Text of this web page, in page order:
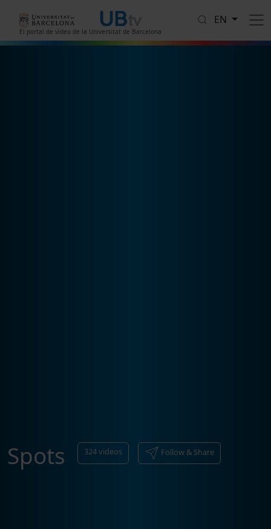
El portal de vídeo de la Universitat de Barcelona
EN
Spots 324videos Follow & Share